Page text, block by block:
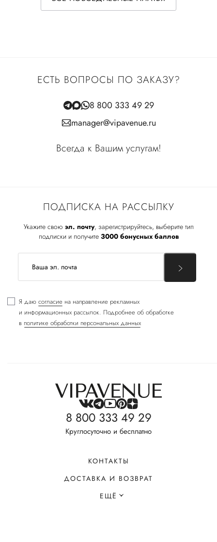
ПОДПИСКА НА РАССЫЛКУ
Укажите свою эл. почту, зарегистрируйтесь, выберите тип
подписки и получите 3000 бонусных баллов
Я даю согласие на направление рекламных
и информационных рассылок. Подробнее об обработке
в политике обработки персональных данных
ЕСТЬ ВОПРОСЫ ПО ЗАКАЗУ?
8 800 333 49 29
manager@vipavenue.ru
Всегда к Вашим услугам!
8 800 333 49 29
Круглосуточно и бесплатно
КОНТАКТЫ
ДОСТАВКА И ВОЗВРАТ
ЕЩЁ